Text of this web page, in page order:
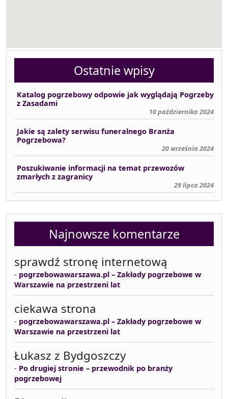
Ostatnie wpisy
Katalog pogrzebowy odpowie jak wyglądają Pogrzeby
z Zasadami
10 października 2024
Jakie są zalety serwisu funeralnego Branża
Pogrzebowa?
20 września 2024
Poszukiwanie informacji na temat przewozów
zmarłych z zagranicy
29 lipca 2024
Najnowsze komentarze
sprawdź stronę internetową
- pogrzebowawarszawa.pl – Zakłady pogrzebowe w
Warszawie na przestrzeni lat
ciekawa strona
- pogrzebowawarszawa.pl – Zakłady pogrzebowe w
Warszawie na przestrzeni lat
Łukasz z Bydgoszczy
- Po drugiej stronie – przewodnik po branży
pogrzebowej